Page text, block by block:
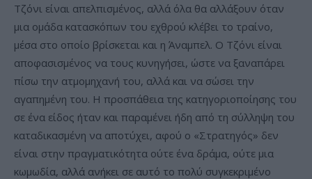
Τζόνι είναι απελπισμένος, αλλά όλα θα αλλάξουν όταν
μια ομάδα κατασκόπων του εχθρού κλέβει το τραίνο,
μέσα στο οποίο βρίσκεται και η Άναμπελ. Ο Τζόνι είναι
αποφασισμένος να τους κυνηγήσει, ώστε να ξαναπάρει
πίσω την ατμομηχανή του, αλλά και να σώσει την
αγαπημένη του. Η προσπάθεια της κατηγοριοποίησης του
σε ένα είδος ήταν και παραμένει ήδη από τη σύλληψη του
καταδικασμένη να αποτύχει, αφού ο «Στρατηγός» δεν
είναι στην πραγματικότητα ούτε ένα δράμα, ούτε μια
κωμωδία, αλλά ανήκει σε αυτό το πολύ συγκεκριμένο